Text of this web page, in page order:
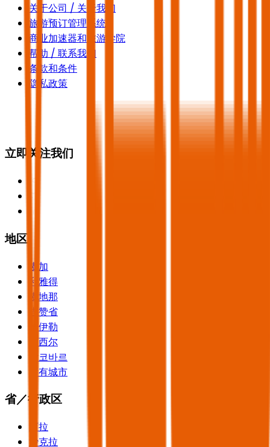
关于公司 / 关于我们
旅游预订管理系统
商业加速器和旅游学院
帮助 / 联系我们
条款和条件
隐私政策
立即关注我们
地区
麦加
利雅得
麦地那
吉赞省
哈伊勒
阿西尔
알코바르
所有城市
省／行政区
阿拉
沙克拉